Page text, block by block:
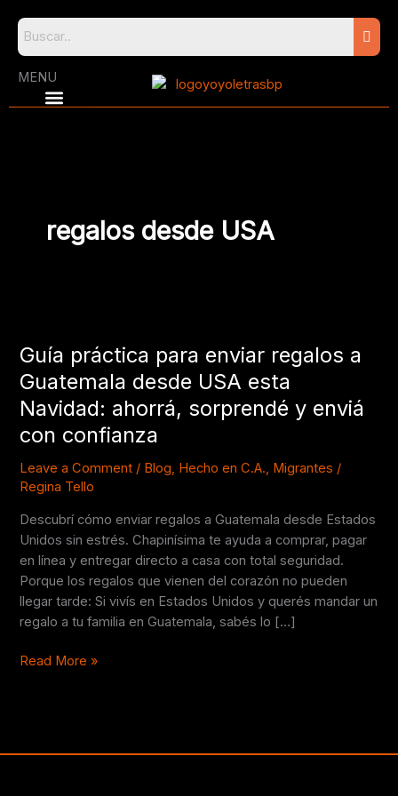
content
MENU
regalos desde USA
Guía práctica para enviar regalos a
Guatemala desde USA esta
Navidad: ahorrá, sorprendé y enviá
con confianza
Leave a Comment / Blog, Hecho en C.A., Migrantes /
Regina Tello
Descubrí cómo enviar regalos a Guatemala desde Estados
Unidos sin estrés. Chapinísima te ayuda a comprar, pagar
en línea y entregar directo a casa con total seguridad.
Porque los regalos que vienen del corazón no pueden
llegar tarde: Si vivís en Estados Unidos y querés mandar un
regalo a tu familia en Guatemala, sabés lo […]
para
enviar
regalos
a
Guatemala
USA
esta
Navidad:
ahorrá,
sorprendé
y
enviá
con
Read More »